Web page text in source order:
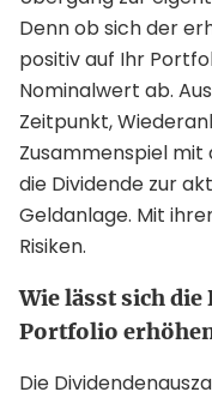
Denn ob sich der
positiv auf Ihr
Nominalwert ab.
Zeitpunkt,
Zusammenspiel
die Dividende zur
Geldanlage. Mit
Risiken.
Wie lässt sich
Portfolio
Die